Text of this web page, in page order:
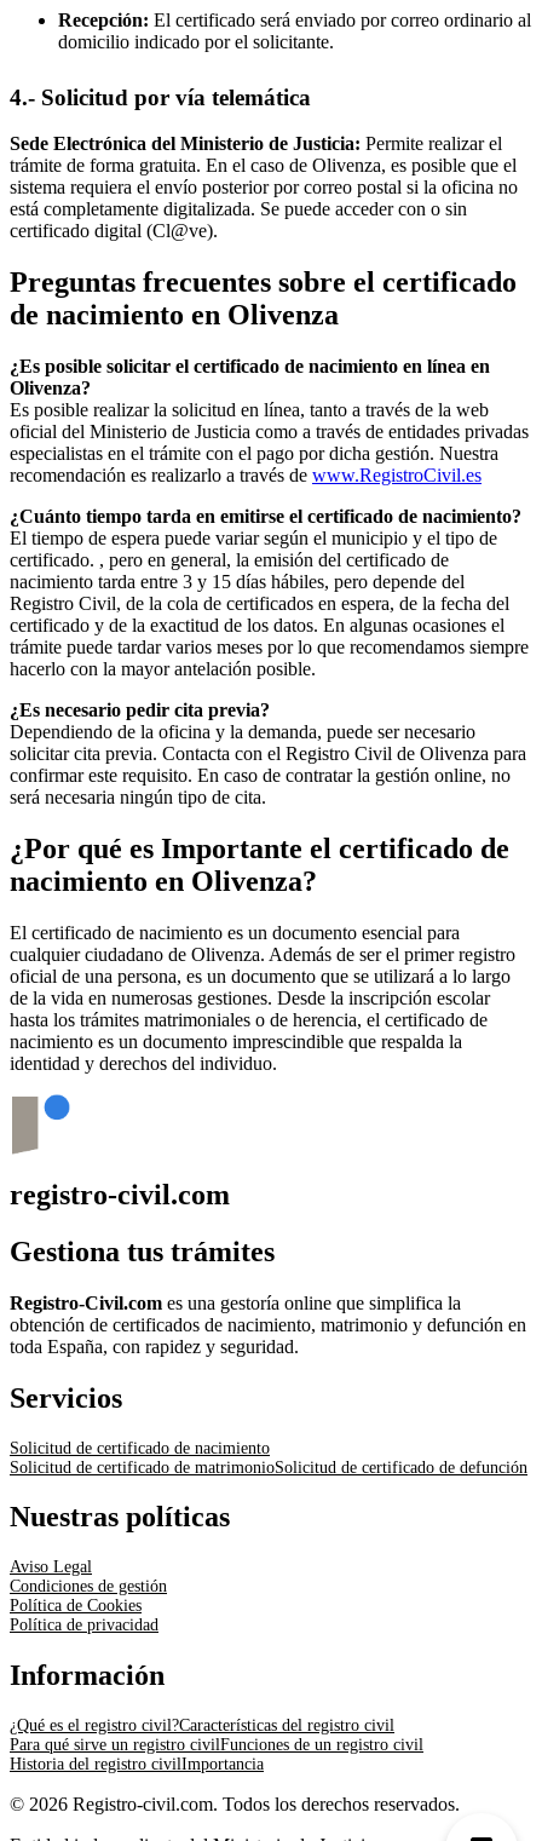
Recepción: El certificado será enviado por correo ordinario al
domicilio indicado por el solicitante.
4.- Solicitud por vía telemática
Sede Electrónica del Ministerio de Justicia: Permite realizar el
trámite de forma gratuita. En el caso de Olivenza, es posible que el
sistema requiera el envío posterior por correo postal si la oficina no
está completamente digitalizada. Se puede acceder con o sin
certificado digital (Cl@ve).
Preguntas frecuentes sobre el certificado
de nacimiento en Olivenza
¿Es posible solicitar el certificado de nacimiento en línea en
Olivenza?
Es posible realizar la solicitud en línea, tanto a través de la web
oficial del Ministerio de Justicia como a través de entidades privadas
especialistas en el trámite con el pago por dicha gestión. Nuestra
recomendación es realizarlo a través de www.RegistroCivil.es
¿Cuánto tiempo tarda en emitirse el certificado de nacimiento?
El tiempo de espera puede variar según el municipio y el tipo de
certificado. , pero en general, la emisión del certificado de
nacimiento tarda entre 3 y 15 días hábiles, pero depende del
Registro Civil, de la cola de certificados en espera, de la fecha del
certificado y de la exactitud de los datos. En algunas ocasiones el
trámite puede tardar varios meses por lo que recomendamos siempre
hacerlo con la mayor antelación posible.
¿Es necesario pedir cita previa?
Dependiendo de la oficina y la demanda, puede ser necesario
solicitar cita previa. Contacta con el Registro Civil de Olivenza para
confirmar este requisito. En caso de contratar la gestión online, no
será necesaria ningún tipo de cita.
¿Por qué es Importante el certificado de
nacimiento en Olivenza?
El certificado de nacimiento es un documento esencial para
cualquier ciudadano de Olivenza. Además de ser el primer registro
oficial de una persona, es un documento que se utilizará a lo largo
de la vida en numerosas gestiones. Desde la inscripción escolar
hasta los trámites matrimoniales o de herencia, el certificado de
nacimiento es un documento imprescindible que respalda la
identidad y derechos del individuo.
registro-civil.com
Gestiona tus trámites
Registro-Civil.com es una gestoría online que simplifica la
obtención de certificados de nacimiento, matrimonio y defunción en
toda España, con rapidez y seguridad.
Servicios
Solicitud de certificado de nacimiento
Solicitud de certificado de matrimonioSolicitud de certificado de defunción
Nuestras políticas
Aviso Legal
Condiciones de gestión
Política de Cookies
Política de privacidad
Información
¿Qué es el registro civil?Características del registro civil
Para qué sirve un registro civilFunciones de un registro civil
Historia del registro civilImportancia
© 2026 Registro-civil.com. Todos los derechos reservados.